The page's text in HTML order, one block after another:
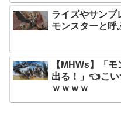
ライズやサンブ
モンスターと呼
【MHWs】「
出る！」👈こい
ｗｗｗｗ